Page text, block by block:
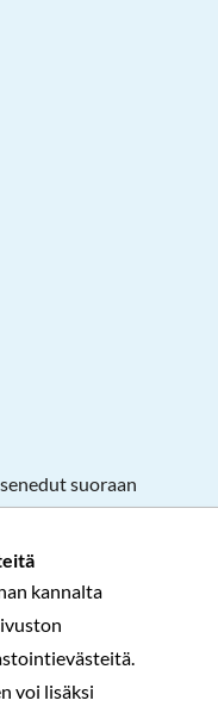
kannalta
voi lisäksi
suoraan